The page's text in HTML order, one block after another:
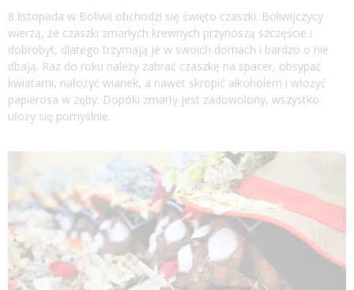
8 listopada w Boliwii obchodzi się święto czaszki. Boliwijczycy
wierzą, że czaszki zmarłych krewnych przynoszą szczęście i
dobrobyt, dlatego trzymają je w swoich domach i bardzo o nie
dbają. Raz do roku należy zabrać czaszkę na spacer, obsypać
kwiatami, nałożyć wianek, a nawet skropić alkoholem i włożyć
papierosa w zęby. Dopóki zmarły jest zadowolony, wszystko
ułoży się pomyślnie.